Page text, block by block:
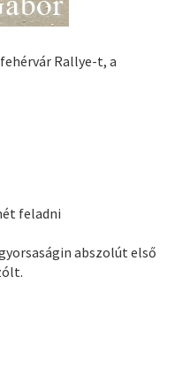
Rallye-t, a
feladni
abszolút első